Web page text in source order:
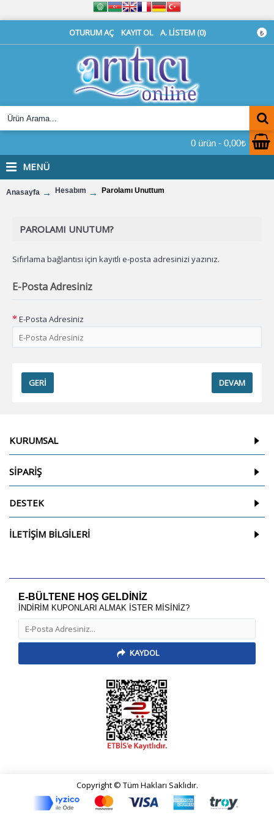
₺
OTURUM AÇ KAYIT OL A. LISTEM (0)
0 ürün - 0,00₺
MENÜ
Anasayfa Hesabım Parolamı Unuttum
PAROLAMI UNUTUM?
Sıfırlama bağlantısı için kayıtlı e-posta adresinizi yazınız.
E-Posta Adresiniz
E-Posta Adresiniz
GERI
KURUMSAL
SİPARİŞ
DESTEK
İLETİŞİM BİLGİLERİ
E-BÜLTENE HOŞ GELDİNİZ
İNDİRİM KUPONLARI ALMAK İSTER MİSİNİZ?
KAYDOL
Copyright © Tüm Hakları Saklıdır.